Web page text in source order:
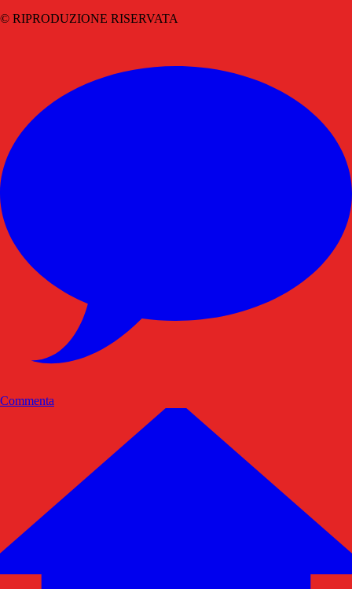
© RIPRODUZIONE RISERVATA
Commenta